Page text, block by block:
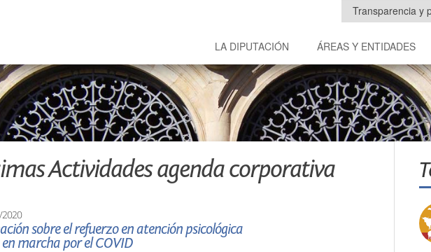
Transparencia y
LA DIPUTACIÓN ÁREAS Y ENTIDADES
Actividades agenda corporativa
sobre el refuerzo en atención psicológica
marcha por el COVID